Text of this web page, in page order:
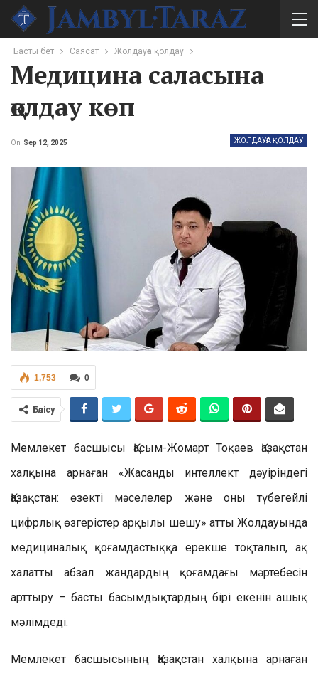
Басты бет Саясат Жолдауға қолдау
Медицина саласына
қолдау көп
ЖОЛДАУҒА ҚОЛДАУ
On Sep 12, 2025
0
1,753
Бөлісу
Мемлекет басшысы Қасым-Жомарт Тоқаев Қазақстан
халқына арнаған «Жасанды интеллект дәуіріндегі
Қазақстан: өзекті мәселелер және оны түбегейлі
цифрлық өзгерістер арқылы шешу» атты Жолдауында
медициналық қоғамдастыққа ерекше тоқталып, ақ
халатты абзал жандардың қоғамдағы мәртебесін
арттыру – басты басымдықтардың бірі екенін ашық
мәлімдеді.
Мемлекет басшысының Қазақстан халқына арнаған